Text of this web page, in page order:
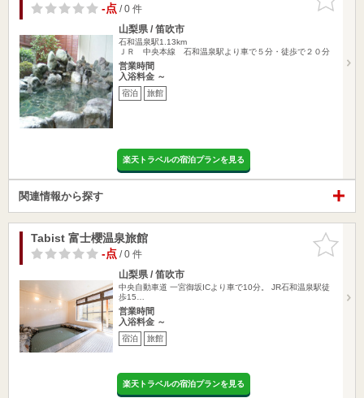
りに追加
-点/ 0 件
山梨県 / 笛吹市
石和温泉駅1.13km
ＪＲ 中央本線 石和温泉駅より車で５分・徒歩で２０分
営業時間
入浴料金 ～
宿泊 旅館
楽天トラベルの宿泊プランを見る
関連情報から探す
お気に入
りに追加
Tabist 富士櫻温泉旅館
-点/ 0 件
山梨県 / 笛吹市
中央自動車道 一宮御坂ICより車で10分。 JR石和温泉駅徒
歩15…
営業時間
入浴料金 ～
宿泊 旅館
楽天トラベルの宿泊プランを見る